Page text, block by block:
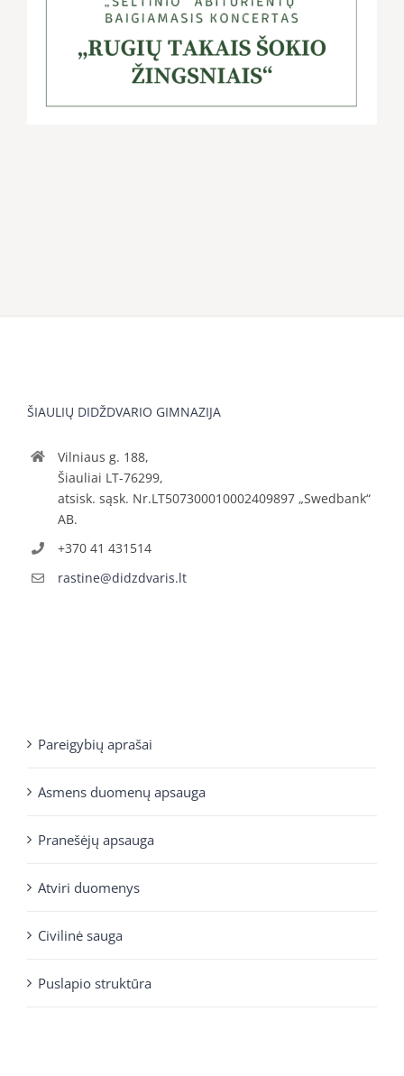
ŠIAULIŲ DIDŽDVARIO GIMNAZIJA
Vilniaus g. 188,
Šiauliai LT-76299,
atsisk. sąsk. Nr.LT507300010002409897 „Swedbank“
AB.
+370 41 431514
rastine@didzdvaris.lt
Pareigybių aprašai
Asmens duomenų apsauga
Pranešėjų apsauga
Atviri duomenys
Civilinė sauga
Puslapio struktūra